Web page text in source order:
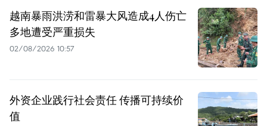
越南暴雨洪涝和雷暴大风造成4人伤亡
多地遭受严重损失
02/08/2026 10:57
外资企业践行社会责任 传播可持续价
值